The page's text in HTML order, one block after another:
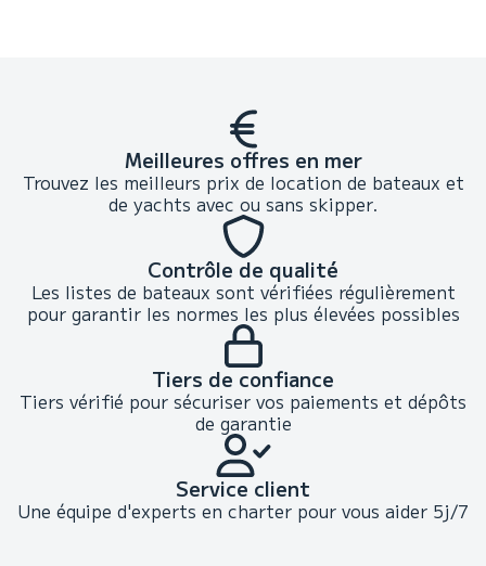
Meilleures offres en mer
Trouvez les meilleurs prix de location de bateaux et
de yachts avec ou sans skipper.
Contrôle de qualité
Les listes de bateaux sont vérifiées régulièrement
pour garantir les normes les plus élevées possibles
Tiers de confiance
Tiers vérifié pour sécuriser vos paiements et dépôts
de garantie
Service client
Une équipe d'experts en charter pour vous aider 5j/7